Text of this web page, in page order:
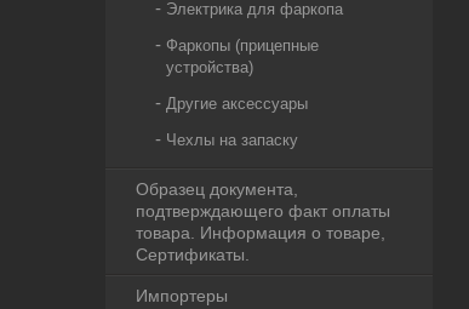
Электрика для фаркопа
Фаркопы (прицепные
устройства)
Другие аксессуары
Чехлы на запаску
Образец документа,
подтверждающего факт оплаты
товара. Информация о товаре,
Сертификаты.
Импортеры